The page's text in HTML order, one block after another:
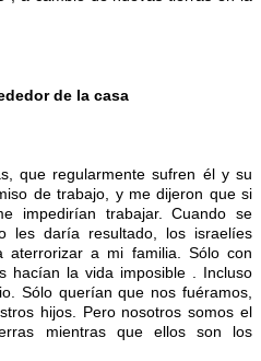
de la casa
que regularmente sufren él y su
de trabajo, y me dijeron que si
impedirían trabajar. Cuando se
les daría resultado, los israelíes
aterrorizar a mi familia. Sólo con
hacían la vida imposible . Incluso
Sólo querían que nos fuéramos,
hijos. Pero nosotros somos el
mientras que ellos son los